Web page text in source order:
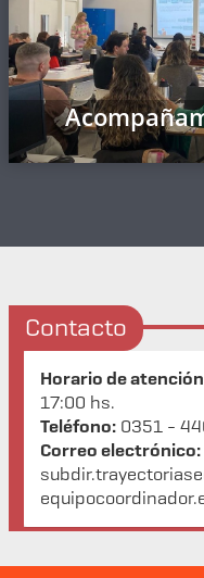
Contacto
Horario de
17:00 hs.
Teléfono: 0351 -
Correo electrónico: